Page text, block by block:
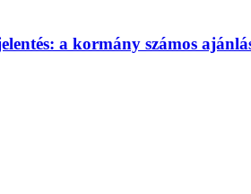
a kormány számos